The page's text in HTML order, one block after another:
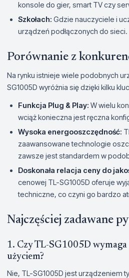
konsole do gier, smart TV czy
Szkołach: Gdzie nauczyciele i
urządzeń podłączonych do sieci.
Porównanie z
Na rynku istnieje wiele podobnych
SG1005D wyróżnia się dzięki kilku
Funkcja Plug & Play: W wielu
wciąż konieczna jest ręczna
Wysoka energooszczędność:
zaawansowane technologie
zawsze jest standardem w
Doskonała relacja ceny do
cenowej TL-SG1005D oferuje
techniczne, co czyni go bardzo
Najczęściej zadawane
1. Czy TL-SG1005D
użyciem?
Nie, TL-SG1005D jest urządzeniem